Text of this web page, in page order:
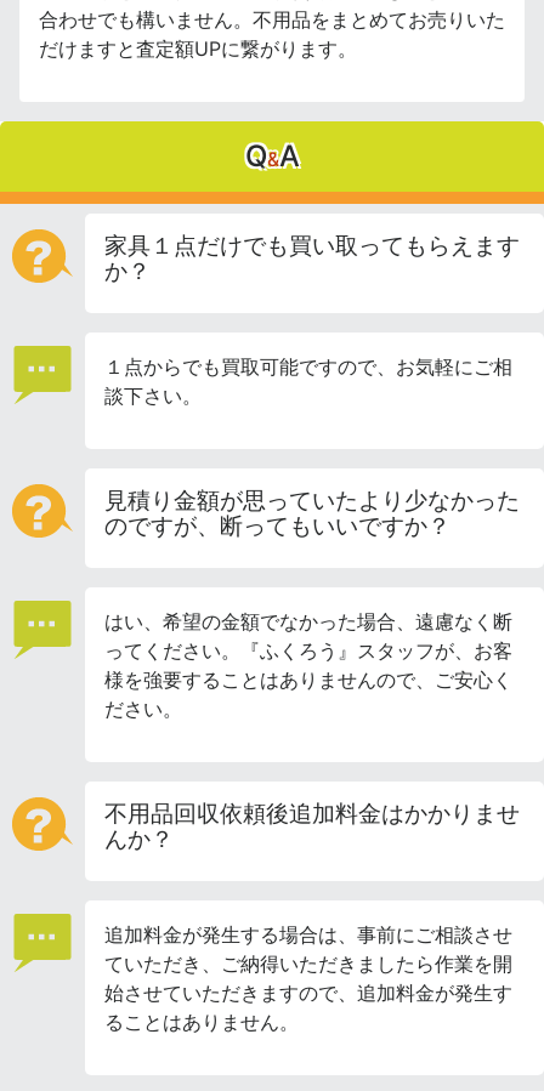
合わせでも構いません。不用品をまとめてお売りいた
だけますと査定額UPに繋がります。
Q&A
家具１点だけでも買い取ってもらえます
か？
１点からでも買取可能ですので、お気軽にご相
談下さい。
見積り金額が思っていたより少なかった
のですが、断ってもいいですか？
はい、希望の金額でなかった場合、遠慮なく断
ってください。『ふくろう』スタッフが、お客
様を強要することはありませんので、ご安心く
ださい。
不用品回収依頼後追加料金はかかりませ
んか？
追加料金が発生する場合は、事前にご相談させ
ていただき、ご納得いただきましたら作業を開
始させていただきますので、追加料金が発生す
ることはありません。